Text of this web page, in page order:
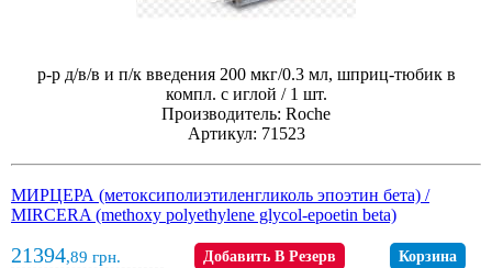
р-р д/в/в и п/к введения 200 мкг/0.3 мл, шприц-тюбик в
компл. с иглой / 1 шт.
Производитель: Roche
Артикул: 71523
МИРЦЕРА (метоксиполиэтиленгликоль эпоэтин бета) /
MIRCERA (methoxy polyethylene glycol-epoetin beta)
21394,89 грн. Добавить В Резерв Корзина